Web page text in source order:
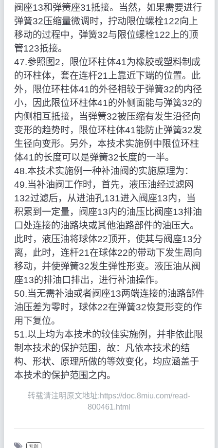
阀座13和弹簧座31抵接。当然，如果需要进行
弹簧32压缩量微调时，拧动限位螺栓122向上
移动的过程中，弹簧32与限位螺栓122上的顶
管123抵接。
47.参照图2，限位环柱体41为橡胶或塑料制成
的环柱体，套在连杆21上靠近下端的位置。此
外，限位环柱体41的外径相较于弹簧32的内径
小，因此限位环柱体41的外侧面能与弹簧32的
内侧相互抵接，当弹簧32被压缩有发生沿径向
变形的趋势时，限位环柱体41能防止弹簧32发
生径向变形。另外，本技术实施例中限位环柱
体41的长度可以是弹簧32长度的一半。
48.本技术实施例一种补油阀的实施原理为：
49.当补油阀工作时，首先，液压油经过滤网
132过滤后，从进油孔131进入阀座13内，当
积累到一定量，阀座13内的油压比阀座13排油
口处连接的油路块或其他油路部件的油压大。
此时，液压油将球体22顶开，使其与阀座13分
离，此时，连杆21在球体22的带动下发生周向
移动，并使弹簧32发生弹性形变。液压油从阀
座13的排油口排出，进行补油操作。
50.当无需补油或者阀座13两端连接的油路部件
油压差为零时，球体22在弹簧32恢复形变的作
用下复位。
51.以上均为本技术的较佳实施例，并非依此限
制本技术的保护范围，故：凡依本技术的结
构、形状、原理所做的等效变化，均应涵盖于
本技术的保护范围之内。
转载请注明原文地址:https://doc.8miu.com/read-
800461.html
专利